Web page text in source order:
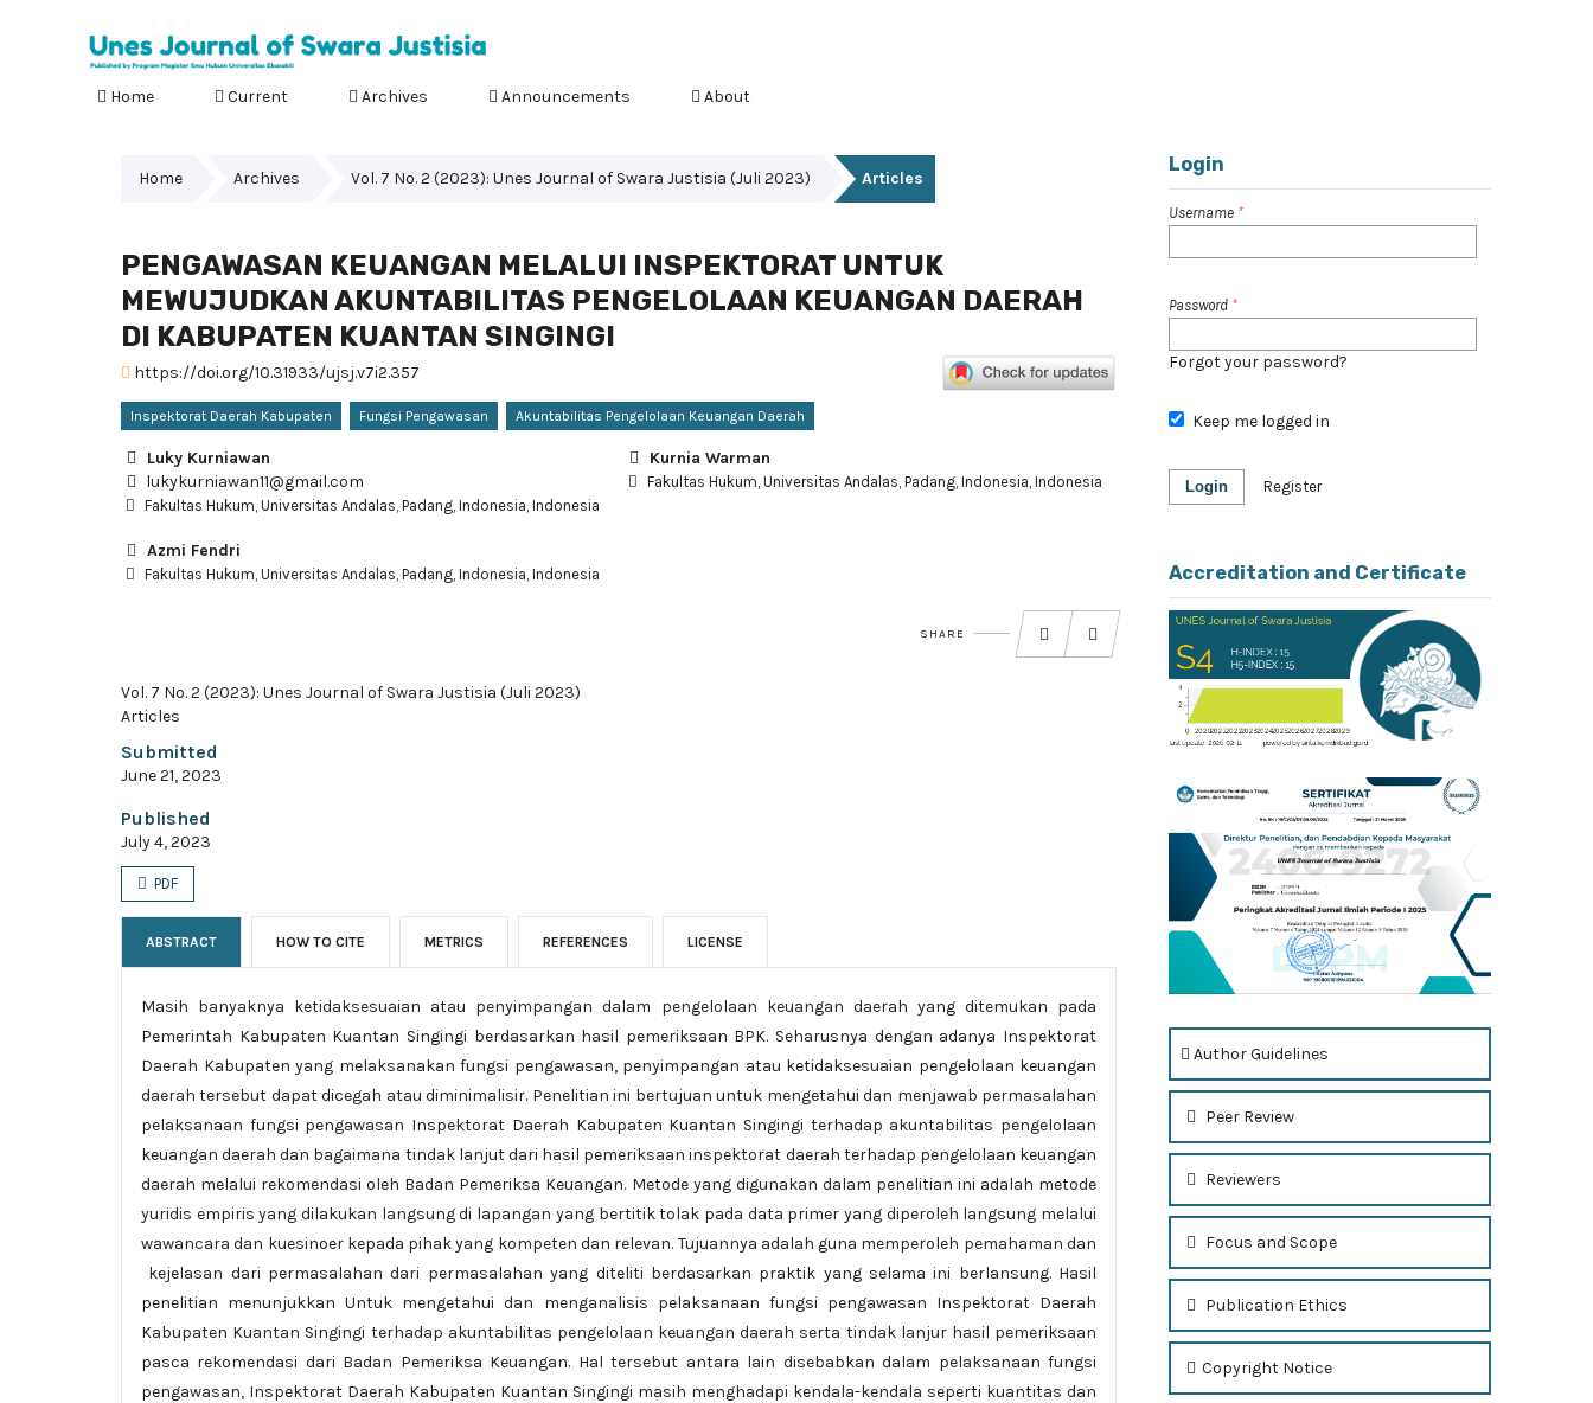
Home Current Archives Announcements About
Home Archives Vol. 7 No. 2 (2023): Unes Journal of Swara Justisia (Juli 2023) Articles
PENGAWASAN KEUANGAN MELALUI INSPEKTORAT UNTUK
MEWUJUDKAN AKUNTABILITAS PENGELOLAAN KEUANGAN DAERAH
DI KABUPATEN KUANTAN SINGINGI
https://doi.org/10.31933/ujsj.v7i2.357
Inspektorat Daerah Kabupaten Fungsi Pengawasan Akuntabilitas Pengelolaan Keuangan Daerah
Luky Kurniawan
lukykurniawan11@gmail.com
Fakultas Hukum, Universitas Andalas, Padang, Indonesia, Indonesia
Kurnia Warman
Fakultas Hukum, Universitas Andalas, Padang, Indonesia, Indonesia
Azmi Fendri
Fakultas Hukum, Universitas Andalas, Padang, Indonesia, Indonesia
SHARE
Vol. 7 No. 2 (2023): Unes Journal of Swara Justisia (Juli 2023)
Articles
Submitted
June 21, 2023
Published
July 4, 2023
PDF
ABSTRACT HOW TO CITE METRICS REFERENCES LICENSE
Masih banyaknya ketidaksesuaian atau penyimpangan dalam pengelolaan keuangan daerah yang ditemukan pada
Pemerintah Kabupaten Kuantan Singingi berdasarkan hasil pemeriksaan BPK. Seharusnya dengan adanya Inspektorat
Daerah Kabupaten yang melaksanakan fungsi pengawasan, penyimpangan atau ketidaksesuaian pengelolaan keuangan
daerah tersebut dapat dicegah atau diminimalisir. Penelitian ini bertujuan untuk mengetahui dan menjawab permasalahan
pelaksanaan fungsi pengawasan Inspektorat Daerah Kabupaten Kuantan Singingi terhadap akuntabilitas pengelolaan
keuangan daerah dan bagaimana tindak lanjut dari hasil pemeriksaan inspektorat daerah terhadap pengelolaan keuangan
daerah melalui rekomendasi oleh Badan Pemeriksa Keuangan. Metode yang digunakan dalam penelitian ini adalah metode
yuridis empiris yang dilakukan langsung di lapangan yang bertitik tolak pada data primer yang diperoleh langsung melalui
wawancara dan kuesinoer kepada pihak yang kompeten dan relevan. Tujuannya adalah guna memperoleh pemahaman dan
kejelasan dari permasalahan dari permasalahan yang diteliti berdasarkan praktik yang selama ini berlansung. Hasil
penelitian menunjukkan Untuk mengetahui dan menganalisis pelaksanaan fungsi pengawasan Inspektorat Daerah
Kabupaten Kuantan Singingi terhadap akuntabilitas pengelolaan keuangan daerah serta tindak lanjur hasil pemeriksaan
pasca rekomendasi dari Badan Pemeriksa Keuangan. Hal tersebut antara lain disebabkan dalam pelaksanaan fungsi
pengawasan, Inspektorat Daerah Kabupaten Kuantan Singingi masih menghadapi kendala-kendala seperti kuantitas dan
Login
Username *
Password *
Forgot your password?
Keep me logged in
Login Register
Accreditation and Certificate
Author Guidelines
Peer Review
Reviewers
Focus and Scope
Publication Ethics
Copyright Notice